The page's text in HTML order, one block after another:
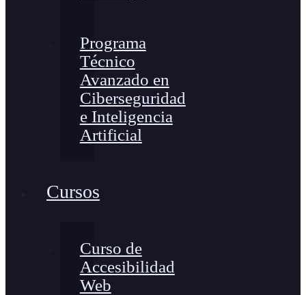
Programa
Técnico
Avanzado en
Ciberseguridad
e Inteligencia
Artificial
Cursos
Curso de
Accesibilidad
Web